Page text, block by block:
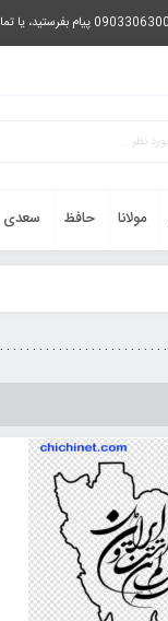
مولانا حافظ سعدی